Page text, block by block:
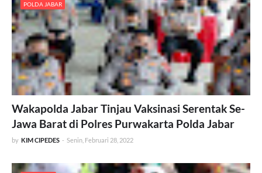
POLDA JABAR
Wakapolda Jabar Tinjau Vaksinasi Serentak Se-
Jawa Barat di Polres Purwakarta Polda Jabar
by KIM CIPEDES - Senin, Februari 28, 2022